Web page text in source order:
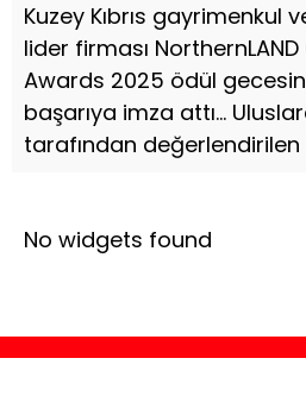
Kuzey Kıbrıs gayrimenkul
lider firması
Awards 2025 ödül
başarıya imza attı…
tarafından değerlendirilen
No widgets found